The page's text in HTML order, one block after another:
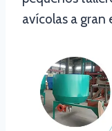
avícolas a gran